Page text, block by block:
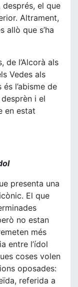
després, el que
Altrament,
allò que s’ha
de l’Alcorà als
Vedes als
l’abisme de
desprèn i el
en estat
presenta una
El que
no estan
més
entre l’ídol
coses volen
oposades:
referida a